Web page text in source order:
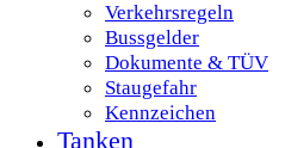
Verkehrsregeln
Bussgelder
Dokumente & TÜV
Staugefahr
Kennzeichen
Tanken